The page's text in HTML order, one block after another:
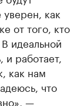
как
от того, кто
идеальной
и работает,
как нам
что
—